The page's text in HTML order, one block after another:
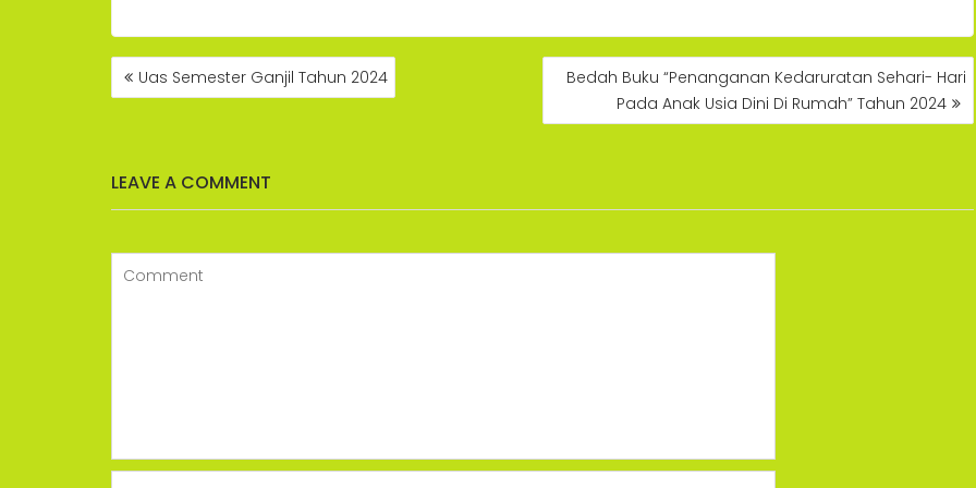
POST
NAVIGATION
Uas Semester Ganjil Tahun 2024
Bedah Buku “Penanganan Kedaruratan Sehari- Hari
Pada Anak Usia Dini Di Rumah” Tahun 2024
LEAVE A COMMENT